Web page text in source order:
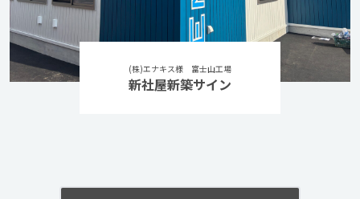
(株)エナキス様 富士山工場
新社屋新築サイン